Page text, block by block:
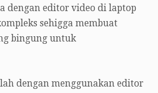
dengan editor video di laptop
sehigga membuat
bingung untuk
dengan menggunakan editor